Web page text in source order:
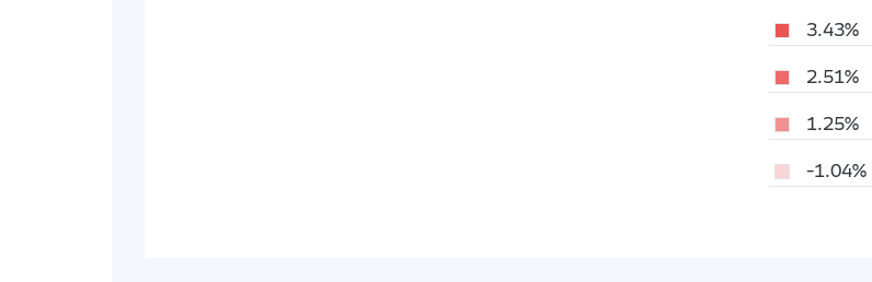
3.43%
2.51%
1.25%
-1.04%